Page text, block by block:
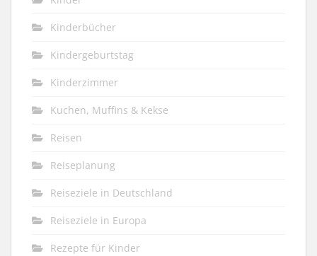
Kinderbücher
Kindergeburtstag
Kinderzimmer
Kuchen, Muffins & Kekse
Reisen
Reiseplanung
Reiseziele in Deutschland
Reiseziele in Europa
Rezepte für Kinder